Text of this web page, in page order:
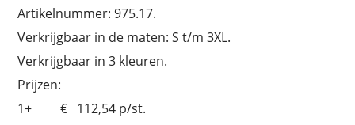
Artikelnummer: 975.17.
Verkrijgbaar in de maten: S t/m 3XL.
Verkrijgbaar in 3 kleuren.
Prijzen:
1+ € 112,54 p/st.